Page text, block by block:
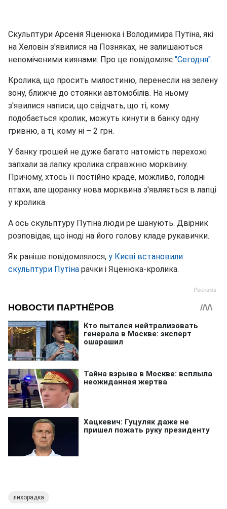
Скульптури Арсенія Яценюка і Володимира Путіна, які
на Хеловін з'явилися на Позняках, не залишаються
непоміченими киянами. Про це повідомляє "Сегодня".
Кролика, що просить милостиню, перенесли на зелену
зону, ближче до стоянки автомобілів. На ньому
з'явилися написи, що свідчать, що ті, кому
подобається кролик, можуть кинути в банку одну
гривню, а ті, кому ні – 2 грн.
У банку грошей не дуже багато натомість перехожі
запхали за лапку кролика справжню морквину.
Причому, хтось її постійно краде, можливо, голодні
птахи, але щоранку нова морквина з'являється в лапці
у кролика.
А ось скульптуру Путіна люди ре шанують. Двірник
розповідає, що іноді на його голову кладе рукавички.
Як раніше повідомлялося, у Києві встановили
скульптури Путіна рачки і Яценюка-кролика.
лихорадка